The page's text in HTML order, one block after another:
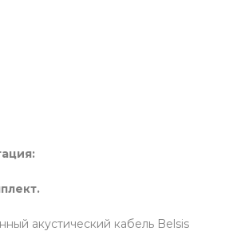
акустический кабель Belsis